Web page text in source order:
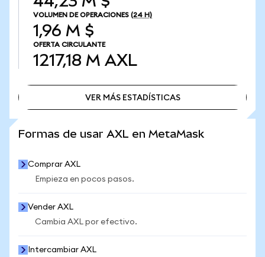
VOLUMEN DE OPERACIONES (24 H)
1,96 M $
OFERTA CIRCULANTE
1217,18 M AXL
VER MÁS ESTADÍSTICAS
Formas de usar AXL en MetaMask
Comprar AXL
Empieza en pocos pasos.
Vender AXL
Cambia AXL por efectivo.
Intercambiar AXL